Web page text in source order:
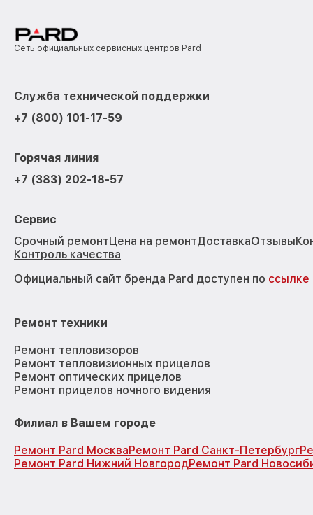
Сеть официальных сервисных центров Pard
Служба технической поддержки
+7 (800) 101-17-59
Горячая линия
+7 (383) 202-18-57
Сервис
Срочный ремонтЦена на ремонтДоставкаОтзывы
Контроль качества
Официальный сайт бренда Pard доступен по ссылке
Ремонт техники
Ремонт тепловизоров
Ремонт тепловизионных прицелов
Ремонт оптических прицелов
Ремонт прицелов ночного видения
Филиал в Вашем городе
Ремонт Pard МоскваРемонт Pard Санкт-Петербург
Ремонт Pard Нижний НовгородРемонт Pard